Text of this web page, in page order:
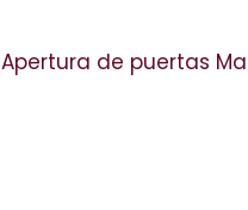
Apertura de puertas